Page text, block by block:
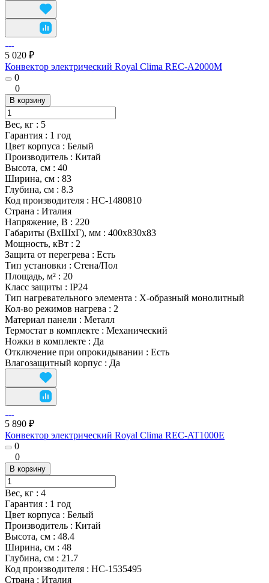
5 020 ₽
Конвектор электрический Royal Clima REC-A2000M
0
0
В корзину
Вес, кг : 5
Гарантия : 1 год
Цвет корпуса : Белый
Производитель : Китай
Высота, см : 40
Ширина, см : 83
Глубина, см : 8.3
Код производителя : НС-1480810
Страна : Италия
Напряжение, В : 220
Габариты (ВхШхГ), мм : 400х830х83
Мощность, кВт : 2
Защита от перегрева : Есть
Тип установки : Стена/Пол
Площадь, м² : 20
Класс защиты : IP24
Тип нагревательного элемента : Х-образный монолитный
Кол-во режимов нагрева : 2
Материал панели : Металл
Термостат в комплекте : Механический
Ножки в комплекте : Да
Отключение при опрокидывании : Есть
Влагозащитный корпус : Да
5 890 ₽
Конвектор электрический Royal Clima REC-AT1000E
0
0
В корзину
Вес, кг : 4
Гарантия : 1 год
Цвет корпуса : Белый
Производитель : Китай
Высота, см : 48.4
Ширина, см : 48
Глубина, см : 21.7
Код производителя : НС-1535495
Страна : Италия